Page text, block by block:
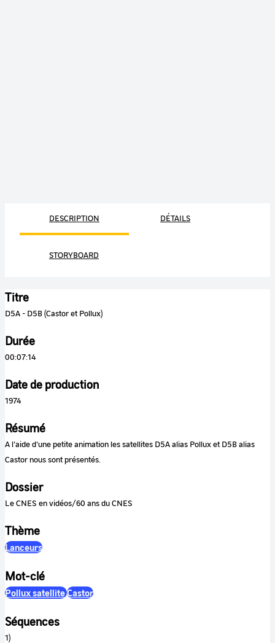
DESCRIPTION DÉTAILS
STORYBOARD
Titre
D5A - D5B (Castor et Pollux)
Durée
00:07:14
Date de production
1974
Résumé
A l'aide d'une petite animation les satellites D5A alias Pollux et D5B alias
Castor nous sont présentés.
Dossier
Le CNES en vidéos/60 ans du CNES
Thème
Lanceurs
Mot-clé
Pollux satelliteCastor
Séquences
1)